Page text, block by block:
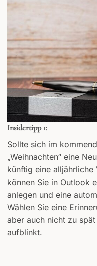
Insidertipp 1:
Sollte sich im
„Weihnachten“ eine
künftig eine alljährliche
können Sie in Outlook
anlegen und eine
Wählen Sie eine
aber auch nicht zu
aufblinkt.